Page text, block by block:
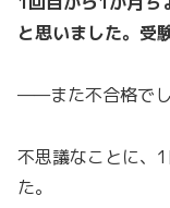
と思いました。受
——また不合格でし
不思議なことに、
た。